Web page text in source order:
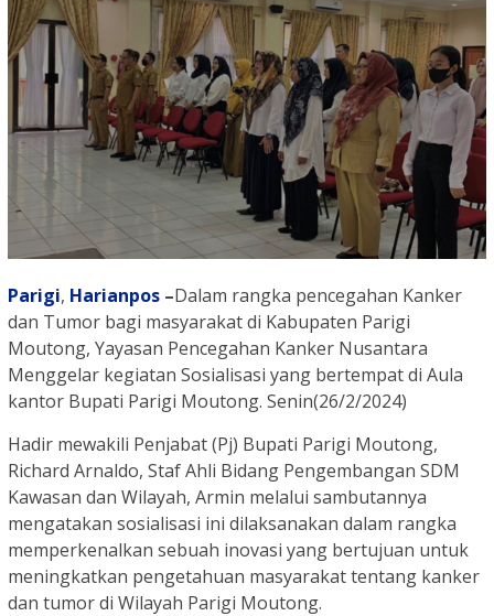
Parigi, Harianpos –Dalam rangka pencegahan Kanker
dan Tumor bagi masyarakat di Kabupaten Parigi
Moutong, Yayasan Pencegahan Kanker Nusantara
Menggelar kegiatan Sosialisasi yang bertempat di Aula
kantor Bupati Parigi Moutong. Senin(26/2/2024)
Hadir mewakili Penjabat (Pj) Bupati Parigi Moutong,
Richard Arnaldo, Staf Ahli Bidang Pengembangan SDM
Kawasan dan Wilayah, Armin melalui sambutannya
mengatakan sosialisasi ini dilaksanakan dalam rangka
memperkenalkan sebuah inovasi yang bertujuan untuk
meningkatkan pengetahuan masyarakat tentang kanker
dan tumor di Wilayah Parigi Moutong.